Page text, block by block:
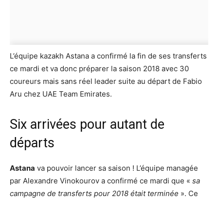
L’équipe kazakh Astana a confirmé la fin de ses transferts
ce mardi et va donc préparer la saison 2018 avec 30
coureurs mais sans réel leader suite au départ de Fabio
Aru chez UAE Team Emirates.
Six arrivées pour autant de
départs
Astana va pouvoir lancer sa saison ! L’équipe managée
par Alexandre Vinokourov a confirmé ce mardi que « sa
campagne de transferts pour 2018 était terminée ». Ce